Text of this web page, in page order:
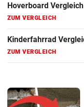
Hoverboard Vergleich
ZUM VERGLEICH
Kinderfahrrad
ZUM VERGLEICH